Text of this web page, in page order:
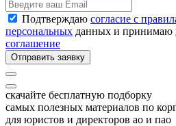
Подтверждаю согласие с
персональных данных и принимаю
соглашение
Отправить заявку
скачайте бесплатную подборку
самых полезных материалов по
для юристов и директоров ао и пао